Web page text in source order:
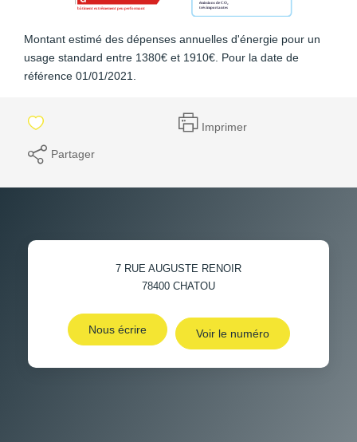
Montant estimé des dépenses annuelles d'énergie pour un
usage standard entre 1380€ et 1910€. Pour la date de
référence 01/01/2021.
Imprimer
Partager
7 RUE AUGUSTE RENOIR
78400 CHATOU
Nous écrire Voir le numéro